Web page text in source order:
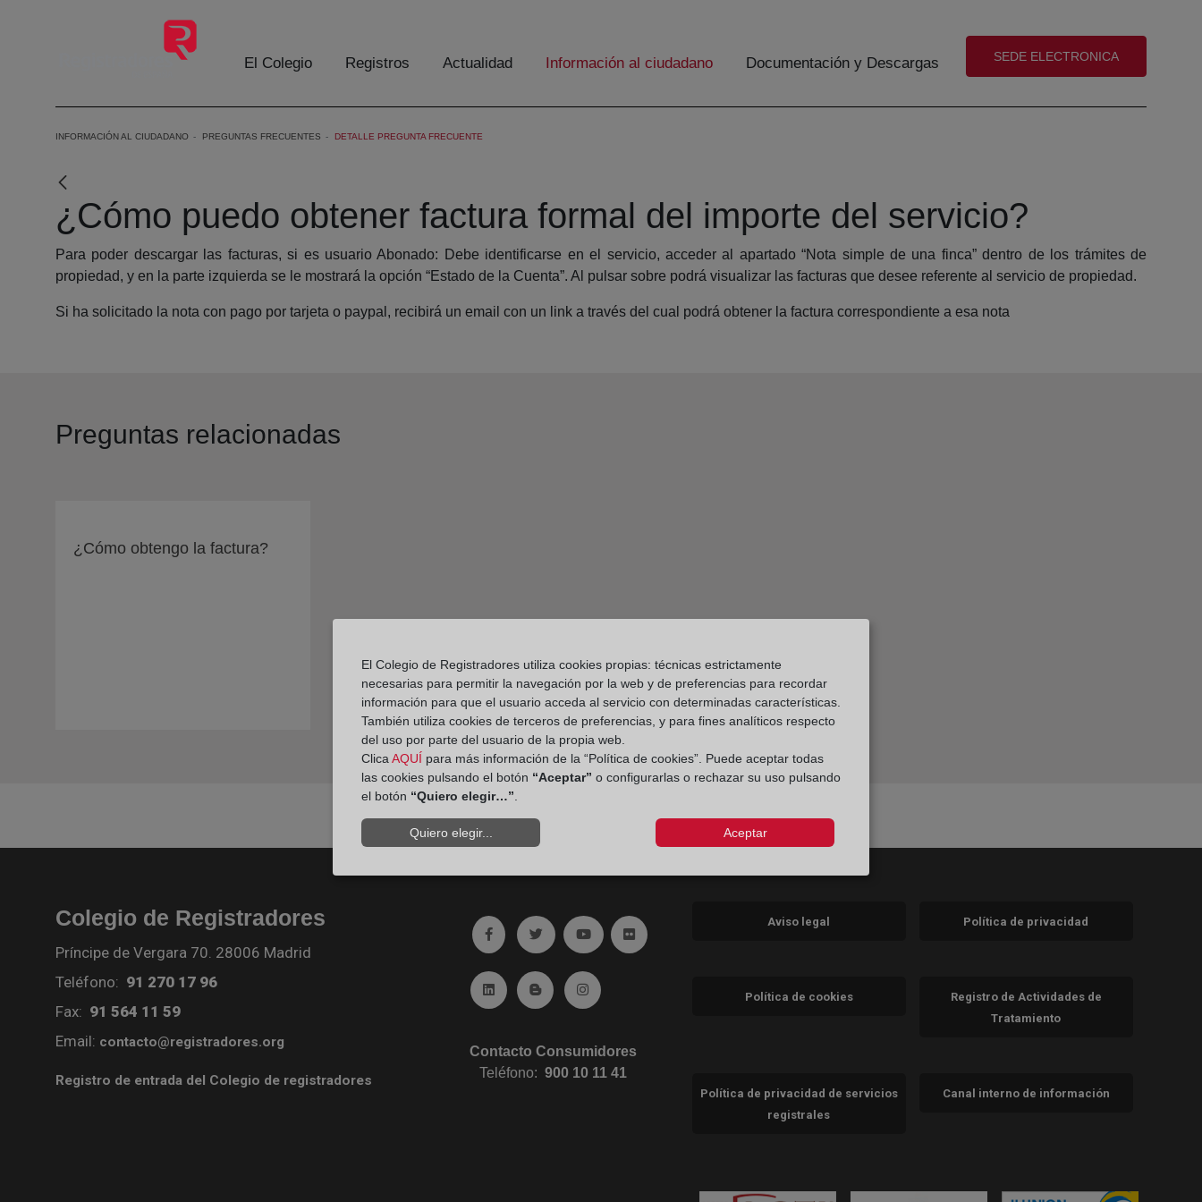
Saltar al contenido principal
El Colegio Registros Actualidad Información al ciudadano Documentación y Descargas (abre en nueva ventana)
SEDE ELECTRONICA
INFORMACIÓN AL CIUDADANO PREGUNTAS FRECUENTES DETALLE PREGUNTA FRECUENTE
¿Cómo puedo obtener factura formal del importe del servicio?
Para poder descargar las facturas, si es usuario Abonado: Debe identificarse en el servicio, acceder al apartado “Nota simple de una finca” dentro de los trámites de
propiedad, y en la parte izquierda se le mostrará la opción “Estado de la Cuenta”. Al pulsar sobre podrá visualizar las facturas que desee referente al servicio de propiedad.
Si ha solicitado la nota con pago por tarjeta o paypal, recibirá un email con un link a través del cual podrá obtener la factura correspondiente a esa nota
Preguntas relacionadas
¿Cómo obtengo la factura?
Colegio de Registradores
Príncipe de Vergara 70. 28006 Madrid
Teléfono: 91 270 17 96
Fax: 91 564 11 59
Email: contacto@registradores.org
Registro de entrada del Colegio de registradores
Ir a facebook (abre en ventana nueva)
Ir a twitter (abre en ventana nueva)
Ir a YouTube (abre en ventana nueva)
Ir a Flickr (abre en ventana nueva)
Ir a Linkedin (abre en ventana nueva)
Ir al Blog (abre en ventana nueva)
Ir a Instagram (abre en ventana nueva)
Contacto Consumidores
Teléfono:900 10 11 41
Aviso legal Política de privacidad
Política de cookies
Registro de Actividades de
Tratamiento
Política de privacidad de servicios
registrales
Canal interno de información
El Colegio de Registradores utiliza cookies propias: técnicas estrictamente
necesarias para permitir la navegación por la web y de preferencias para recordar
información para que el usuario acceda al servicio con determinadas características.
También utiliza cookies de terceros de preferencias, y para fines analíticos respecto
del uso por parte del usuario de la propia web.
ClicaAQUÍ para más información de la “Política de cookies”. Puede aceptar todas
las cookies pulsando el botón “Aceptar” o configurarlas o rechazar su uso pulsando
el botón “Quiero elegir…”.
Quiero elegir... Aceptar